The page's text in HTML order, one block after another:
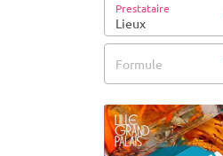
Prestataire
Lieux
Formule